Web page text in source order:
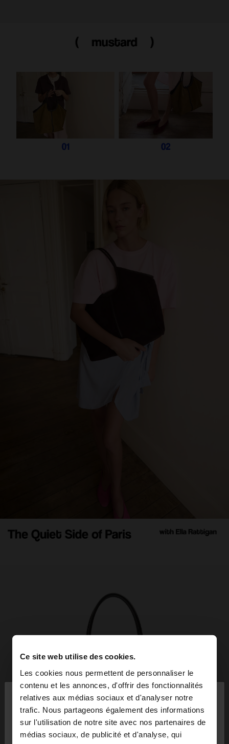
Ce site web utilise des cookies.
Les cookies nous permettent de personnaliser le
contenu et les annonces, d'offrir des fonctionnalités
relatives aux médias sociaux et d'analyser notre
trafic. Nous partageons également des informations
sur l'utilisation de notre site avec nos partenaires de
médias sociaux, de publicité et d'analyse, qui
bonjour ×
Vous accédez au site depuis Réunion. Voulez-vous
parcourir notre site au United States?